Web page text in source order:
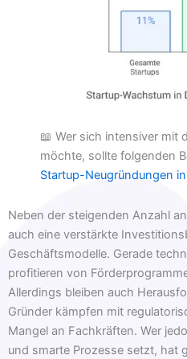
📖 Wer sich intensiver mit
möchte, sollte folgenden
Startup-Neugründungen
Neben der steigenden Anzahl
auch eine verstärkte
Geschäftsmodelle. Gerade
profitieren von
Allerdings bleiben auch
Gründer kämpfen mit
Mangel an Fachkräften. Wer
und smarte Prozesse setzt, hat